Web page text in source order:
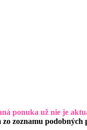
ponuka už nie je
zo zoznamu podobných